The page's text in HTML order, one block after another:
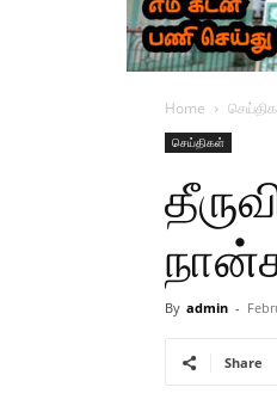
Home
செய்திகள்
By admin -
Share